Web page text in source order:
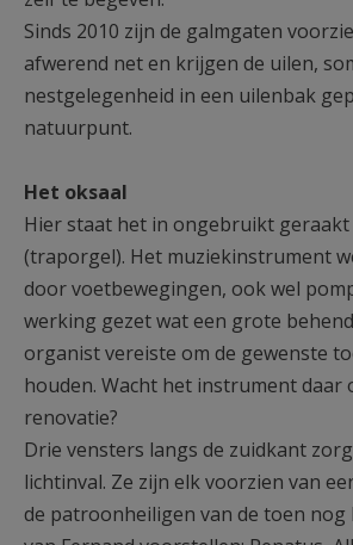
Sinds 2010 zijn de galmgaten
afwerend net en krijgen de uilen,
nestgelegenheid in een uilenbak
natuurpunt.
Het oksaal
Hier staat het in ongebruikt
(traporgel). Het muziekinstrument
door voetbewegingen, ook wel
werking gezet wat een grote
organist vereiste om de gewenste
houden. Wacht het instrument daar
renovatie?
Drie vensters langs de zuidkant
lichtinval. Ze zijn elk voorzien van
de patroonheiligen van de toen nog